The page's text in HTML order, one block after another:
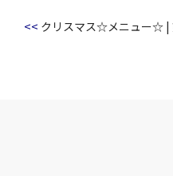
<< クリスマス☆メニュー☆ |